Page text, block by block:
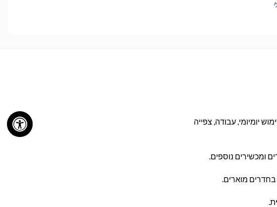
אינץ' עם רזולוציה גבוהה במיוחד של 1920×1080 לשימוש יומיומי, עבודה, צפייה
בחדרים מוארים.